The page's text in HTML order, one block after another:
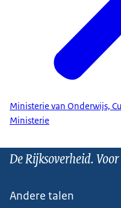
Ministerie van Onderwijs,
Ministerie
De Rijksoverheid.
Andere talen